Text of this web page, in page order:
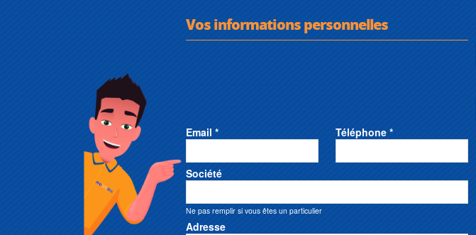
Vos informations personnelles
Email * Téléphone *
Société
Ne pas remplir si vous êtes un particulier
Adresse